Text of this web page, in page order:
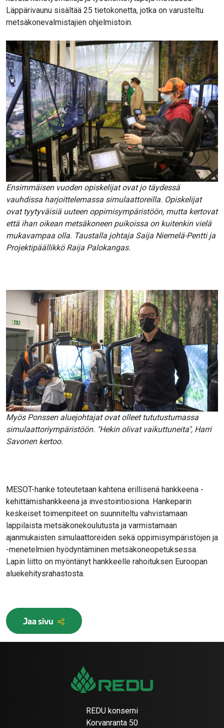
Läppärivaunu sisältää 25 tietokonetta, jotka on varusteltu
metsäkonevalmistajien ohjelmistoin.
Ensimmäisen vuoden opiskelijat ovat jo täydessä
vauhdissa harjoittelemassa simulaattoreilla. Opiskelijat
ovat tyytyväisiä uuteen oppimisympäristöön, mutta kertovat
että ihan oikean metsäkoneen puikoissa on kuitenkin vielä
mukavampaa olla. Taustalla johtaja Saija Niemelä-Pentti ja
Projektipäällikkö Raija Palokangas.
Myös Ponssen aluejohtajat ovat olleet tututustumassa
simulaattoriympäristöön. "Hekin olivat vaikuttuneita", Harri
Savonen kertoo.
MESOT-hanke toteutetaan kahtena erillisenä hankkeena -
kehittämishankkeena ja investointiosiona. Hankeparin
keskeiset toimenpiteet on suunniteltu vahvistamaan
lappilaista metsäkonekoulutusta ja varmistamaan
ajanmukaisten simulaattoreiden sekä oppimisympäristöjen ja
-menetelmien hyödyntäminen metsäkoneopetuksessa.
Lapin liitto on myöntänyt hankkeelle rahoituksen Euroopan
aluekehitysrahastosta.
Jaa sivu
REDU konserni
Korvanranta 50